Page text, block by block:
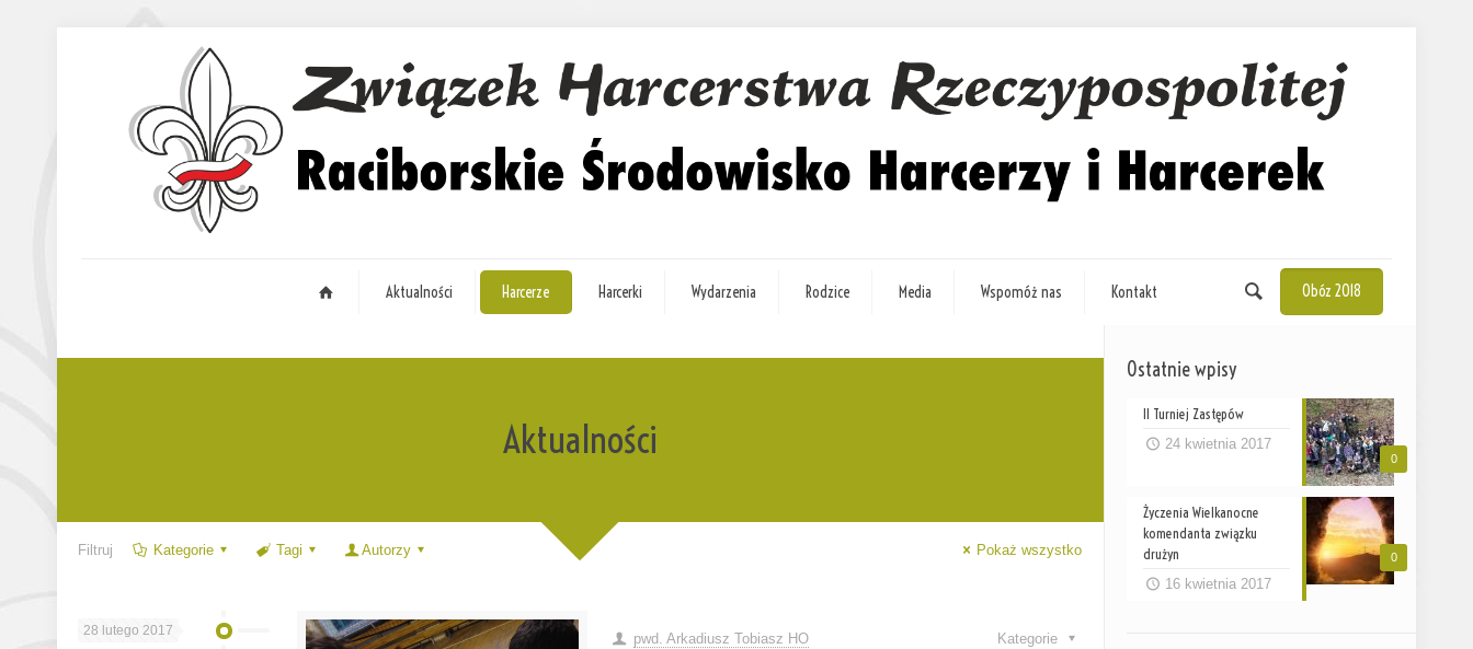
Aktualności Harcerze Harcerki Wydarzenia Rodzice Media Wspomóż nas Kontakt Obóz 2018
Aktualności
Filtruj Kategorie Tagi Autorzy Pokaż wszystko
28 lutego 2017 pwd. Arkadiusz Tobiasz HO Kategorie
Ostatnie wpisy
0
II Turniej Zastępów
24 kwietnia 2017
0
Życzenia Wielkanocne
komendanta związku
drużyn
16 kwietnia 2017